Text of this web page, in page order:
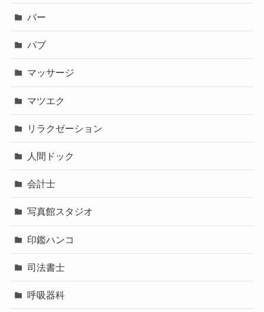
バー
パブ
マッサージ
マツエク
リラクゼーション
人間ドック
会計士
写真館スタジオ
印鑑ハンコ
司法書士
呼吸器科